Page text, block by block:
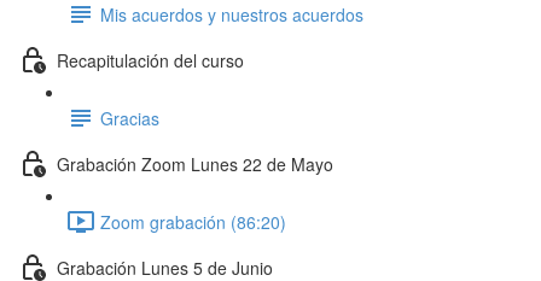
Mis acuerdos y nuestros acuerdos
Recapitulación del curso
Gracias
Grabación Zoom Lunes 22 de Mayo
Zoom grabación (86:20)
Grabación Lunes 5 de Junio